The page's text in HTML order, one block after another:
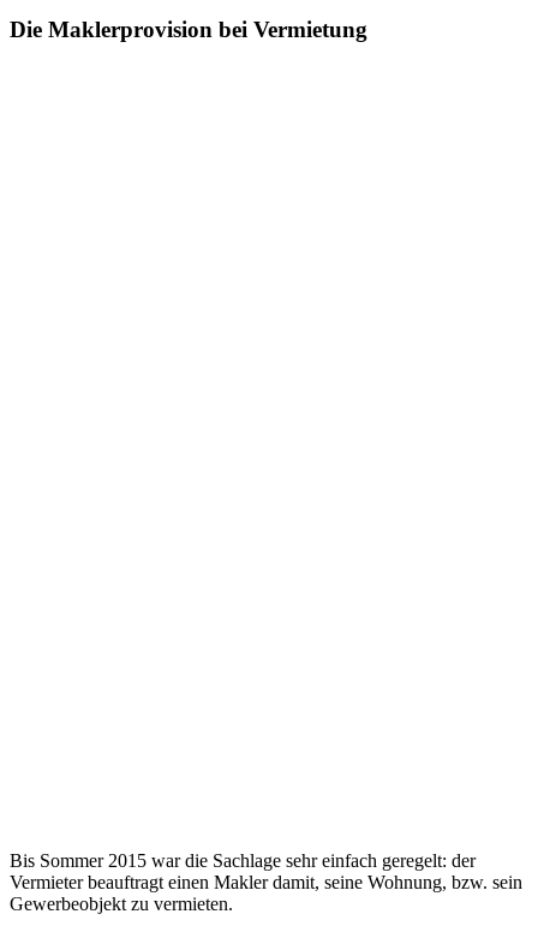
Die Maklerprovision bei Vermietung
Bis Sommer 2015 war die Sachlage sehr einfach geregelt: der
Vermieter beauftragt einen Makler damit, seine Wohnung, bzw. sein
Gewerbeobjekt zu vermieten.